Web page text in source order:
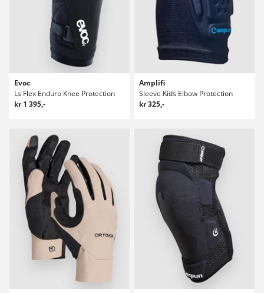
Evoc
Ls Flex Enduro Knee Protection
kr 1 395,-
Amplifi
Sleeve Kids Elbow Protection
kr 325,-